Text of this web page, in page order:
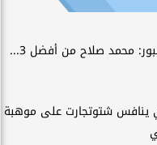
محمد صلاح من أفضل 3...
ينافس شتوتجارت على موهبة